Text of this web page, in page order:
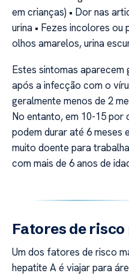
em crianças) • Dor nas
urina • Fezes incolores ou
olhos amarelos, urina
Estes sintomas aparecem
após a infecção com o
geralmente menos de 2
No entanto, em 10-15 por
podem durar até 6 meses
muito doente para
com mais de 6 anos de
Fatores de
Um dos fatores de risco
hepatite A é viajar para